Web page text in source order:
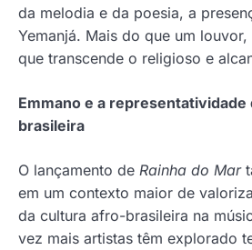
da melodia e da poesia, a
Yemanjá. Mais do que um
que transcende o religioso e
Emmano e a
brasileira
O lançamento de Rainha do Mar
em um contexto maior de
da cultura afro-brasileira na
vez mais artistas têm explorado